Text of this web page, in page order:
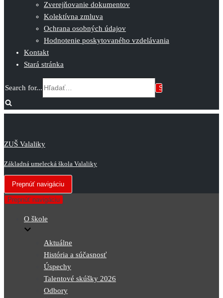
Zverejňovanie dokumentov
Kolektívna zmluva
Ochrana osobných údajov
Hodnotenie poskytovaného vzdelávania
Kontakt
Stará stránka
Search for...
ZUŠ Valaliky
Základná umelecká škola Valaliky
Prepnúť navigáciu
Prepnúť navigáciu
O škole
Aktuálne
História a súčasnosť
Úspechy
Talentové skúšky 2026
Odbory